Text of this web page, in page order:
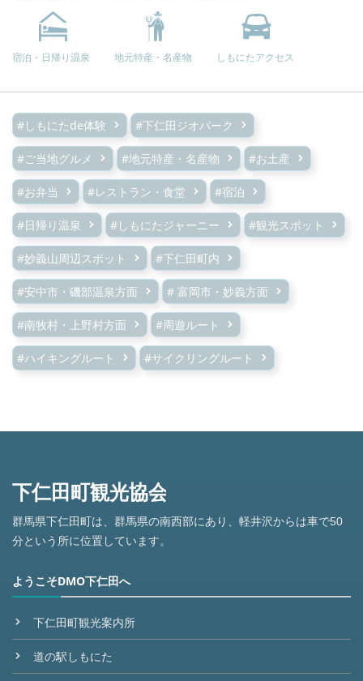
宿泊・日帰り温泉 地元特産・名産物 しもにたアクセス
#しもにたde体験 #下仁田ジオパーク
#ご当地グルメ #地元特産・名産物 #お土産
#お弁当 #レストラン・食堂 #宿泊
#日帰り温泉 #しもにたジャーニー #観光スポット
#妙義山周辺スポット #下仁田町内
#安中市・磯部温泉方面 # 富岡市・妙義方面
#南牧村・上野村方面 #周遊ルート
#ハイキングルート #サイクリングルート
群馬県下仁田町は、群馬県の南西部にあり、軽井沢からは車で50
分という所に位置しています。
ようこそDMO下仁田へ
下仁田町観光案内所
道の駅しもにた